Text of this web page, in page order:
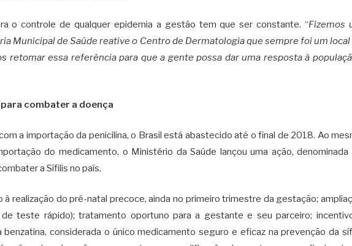
o controle de qualquer epidemia a gestão tem que ser constante. “Fizemos
Municipal de Saúde reative o Centro de Dermatologia que sempre foi um local
retomar essa referência para que a gente possa dar uma resposta à
combater a doença
a importação da penicilina, o Brasil está abastecido até o final de 2018. Ao
do medicamento, o Ministério da Saúde lançou uma ação, denominada
a Sífilis no país.
realização do pré-natal precoce, ainda no primeiro trimestre da gestação;
teste rápido); tratamento oportuno para a gestante e seu parceiro;
benzatina, considerada o único medicamento seguro e eficaz na prevenção da